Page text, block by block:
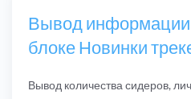
Вывод информации
блоке Новинки
Вывод количества сидеров,